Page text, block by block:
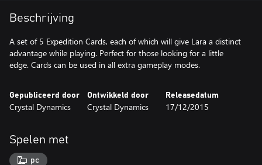
Beschrijving
A set of 5 Expedition Cards, each of which will give Lara a distinct
advantage while playing. Perfect for those looking for a little
edge. Cards can be used in all extra gameplay modes.
Gepubliceerd door
Crystal Dynamics
Ontwikkeld door
Crystal Dynamics
Releasedatum
17/12/2015
Spelen met
pc